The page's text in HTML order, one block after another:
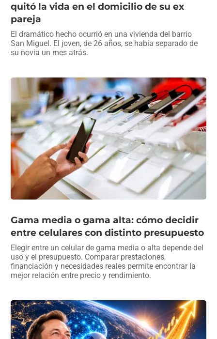
quitó la vida en el domicilio de su ex
pareja
El dramático hecho ocurrió en una vivienda del barrio
San Miguel. El joven, de 26 años, se había separado de
su novia un mes atrás.
Gama media o gama alta: cómo decidir
entre celulares con distinto presupuesto
Elegir entre un celular de gama media o alta depende del
uso y el presupuesto. Comparar prestaciones,
financiación y necesidades reales permite encontrar la
mejor relación entre precio y rendimiento.